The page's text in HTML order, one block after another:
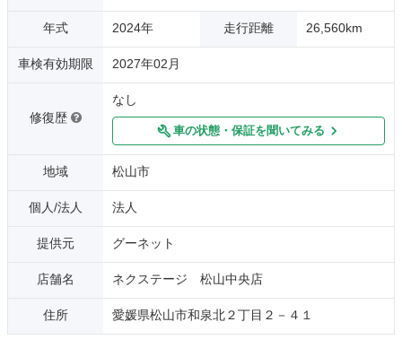
年式 2024年 走行距離 26,560km
車検有効期限 2027年02月
修復歴
なし
車の状態・保証を聞いてみる
地域 松山市
個人/法人 法人
提供元 グーネット
店舗名 ネクステージ 松山中央店
住所 愛媛県松山市和泉北２丁目２－４１